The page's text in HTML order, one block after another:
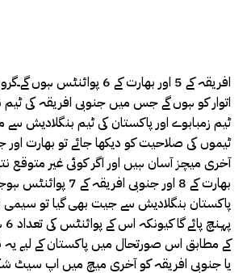
افریقہ کے 5 اور بھارت کے 6
اتوار کو ہوں گے جس میں جنوبی افریقہ کی ٹیم
ٹیم زمبابوے اور پاکستان کی ٹیم بنگلادیش سے
ٹیموں کی صلاحیت کو دیکھا جائے تو بھارت اور
آخری میچز آسان ہیں اور اگر کوئی غیر متوقع
بھارت کے 8 اور جنوبی
پاکستان بنگلادیش سے جیت بھی گیا تو
کے مطابق اس صورتحال میں پاکستان کے لیے
یا جنوبی افریقہ کو آخری میچ میں اپ